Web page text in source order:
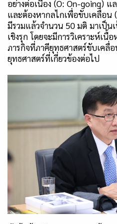
อย่างต่อเนื่อง (O: On-going) แ
และต้องหากลไกเพื่อขับเคลื่อน (
มีรวมแล้วจำนวน 50มติ มาเป็น
เชิงรุก โดยจะมีการวิเคราะห์เนื้
ภารกิจที่ภาคียุทธศาสตร์ขับเคลื่
ยุทธศาสตร์ที่เกี่ยวข้องต่อไป